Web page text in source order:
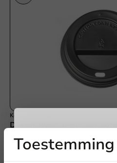
Koffie Benodigdheden
Deksel zwart (PS) voor
- 1.000 st.